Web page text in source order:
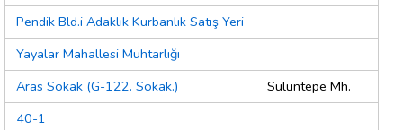
Pendik Bld.i Adaklık Kurbanlık Satış Yeri
Yayalar Mahallesi Muhtarlığı
Aras Sokak (G-122. Sokak.)
Sülüntepe Mh.
40-1